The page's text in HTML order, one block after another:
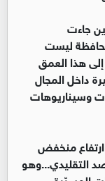
جاءت
ليست
هذا العمق
داخل المجال
وسيناريوهات
ارتفاع منخفض
التقليدي...وهو